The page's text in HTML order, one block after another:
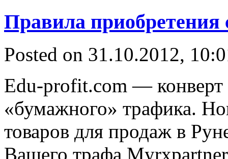
Правила приобретения
Posted on 31.10.2012,
Edu-profit.com — конверт
«бумажного» трафика.
товаров для продаж в
Вашего трафа